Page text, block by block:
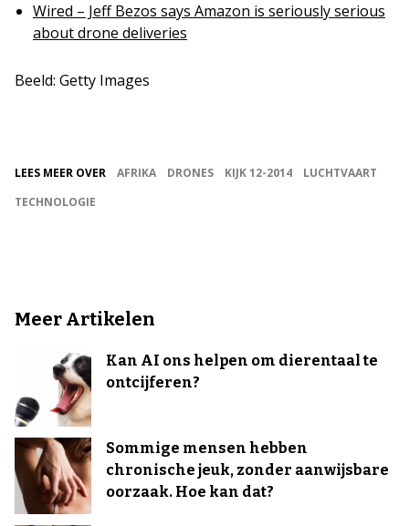
Wired – Jeff Bezos says Amazon is seriously serious
about drone deliveries
Beeld: Getty Images
LEES MEER OVER AFRIKA DRONES KIJK 12-2014
LUCHTVAART
TECHNOLOGIE
Meer Artikelen
Kan AI ons helpen om dierentaal te
ontcijferen?
Sommige mensen hebben
chronische jeuk, zonder aanwijsbare
oorzaak. Hoe kan dat?